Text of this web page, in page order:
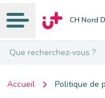
CH Nord
Que recherchez-vous ?
Accueil
Politique de